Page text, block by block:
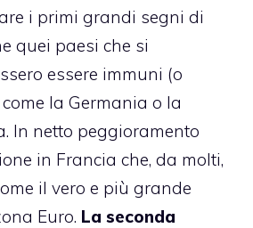
i primi grandi segni di
quei paesi che si
essere immuni (o
la Germania o la
In netto peggioramento
in Francia che, da molti,
il vero e più grande
Euro. La seconda